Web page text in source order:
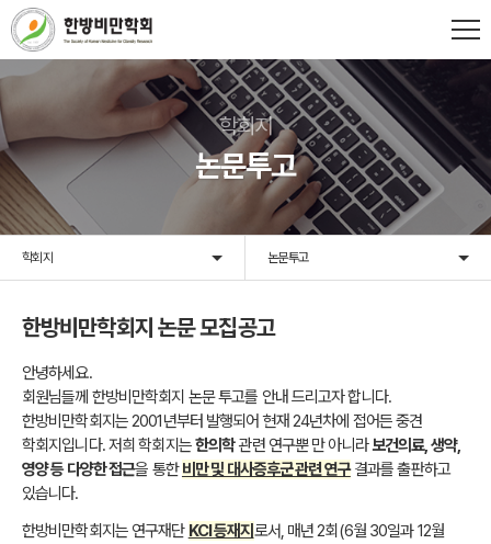
학회지
논문투고
학회지 논문투고
한방비만학회지 논문 모집공고
안녕하세요.
회원님들께 한방비만학회지 논문 투고를 안내 드리고자 합니다.
한방비만학회지는 2001년부터 발행되어 현재 24년차에 접어든 중견
학회지입니다. 저희 학회지는한의학관련 연구뿐 만 아니라보건의료, 생약,
영양 등 다양한 접근을 통한비만 및 대사증후군 관련 연구결과를 출판하고
있습니다.
한방비만학회지는 연구재단 KCI 등재지 로서, 매년 2회(6월 30일과 12월